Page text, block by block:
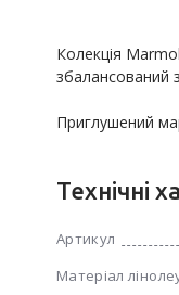
Колекція
збалансований
Приглушений
Технічні
Артикул
Матеріал